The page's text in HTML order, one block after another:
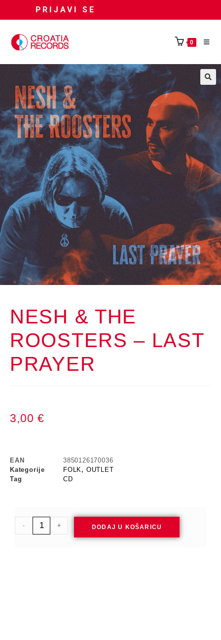
PRIJAVI SE
0
NESH & THE
ROOSTERS – LAST
PRAYER
3,00 €
EAN
3850126170036
Kategorije
FOLK, OUTLET
Tag
CD
- + DODAJ U KOŠARICU